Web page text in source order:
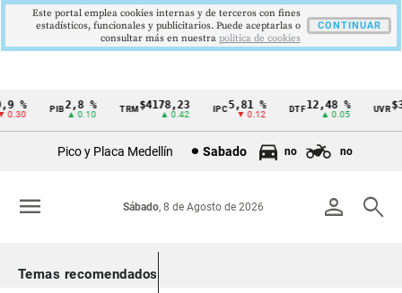
Cintillo
Colombia
% PIB2,8 %
▲ 0.10
TRM$4178,23
▲ 0.42
5,81 %
▼ 0.12
DTF12,48 %
▲ 0.05
UVR
Pico y Placa Medellín Sabado no no
person search
Sábado, 8 de Agosto de 2026
menu
Temas recomendados
Este portal emplea cookies internas y de terceros con fines
estadísticos, funcionales y publicitarios. Puede aceptarlas o
consultar más en nuestra politica de cookies
CONTINUAR